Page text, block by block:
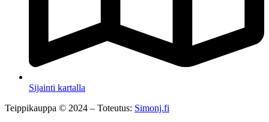
Sijainti kartalla
Teippikauppa © 2024 – Toteutus: Simonj.fi